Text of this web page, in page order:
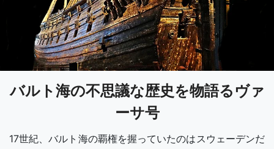
バルト海の不思議な歴史を物語るヴァ
ーサ号
17世紀、バルト海の覇権を握っていたのはスウェーデンだ